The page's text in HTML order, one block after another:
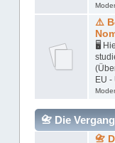
⚠️
🖥
EU -
📇 Die
📇